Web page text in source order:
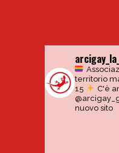
territorio
15
C'è
nuovo sito